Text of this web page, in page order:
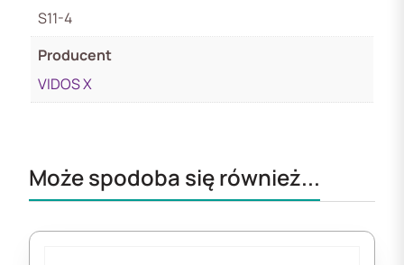
S11-4
Producent
VIDOS X
Może spodoba się również...